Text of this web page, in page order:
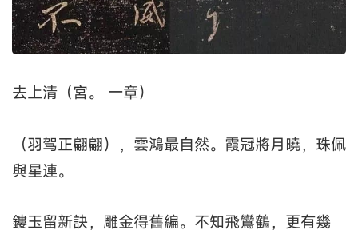
去上清（宮。 一章）
（羽驾正翩翩），雲鴻最自然。霞冠將月曉，珠佩
與星連。
鏤玉留新訣，雕金得舊編。不知飛鸞鶴，更有幾